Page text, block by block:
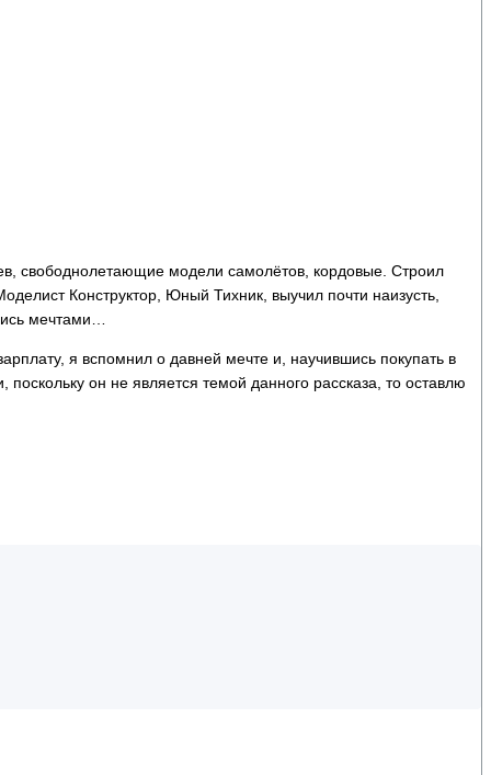
свободнолетающие модели самолётов, кордовые. Строил
Конструктор, Юный Тихник, выучил почти наизусть,
мечтами…
я вспомнил о давней мечте и, научившись покупать в
он не является темой данного рассказа, то оставлю